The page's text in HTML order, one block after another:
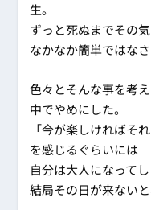
生。
ずっと死ぬまでその
なかなか簡単ではな
色々とそんな事を考
中でやめにした。
「今が楽しければそ
を感じるぐらいには
自分は大人になって
結局その日が来ない